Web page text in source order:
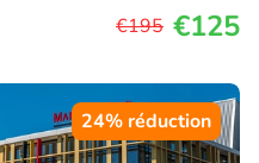
€195 €125
24% réduction